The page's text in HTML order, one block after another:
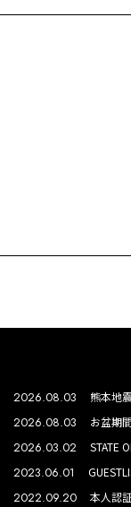
2026.08.03 熊本地
2026.08.03 お盆期
2026.03.02 STATE
2023.06.01
2022.09.20 本人認